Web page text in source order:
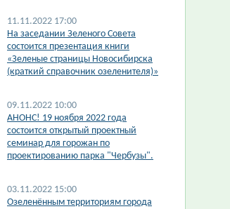
11.11.2022 17:00
На заседании Зеленого Совета
состоится презентация книги
«Зеленые страницы Новосибирска
(краткий справочник озеленителя)»
09.11.2022 10:00
АНОНС! 19 ноября 2022 года
состоится открытый проектный
семинар для горожан по
проектированию парка "Чербузы".
03.11.2022 15:00
Озеленённым территориям города